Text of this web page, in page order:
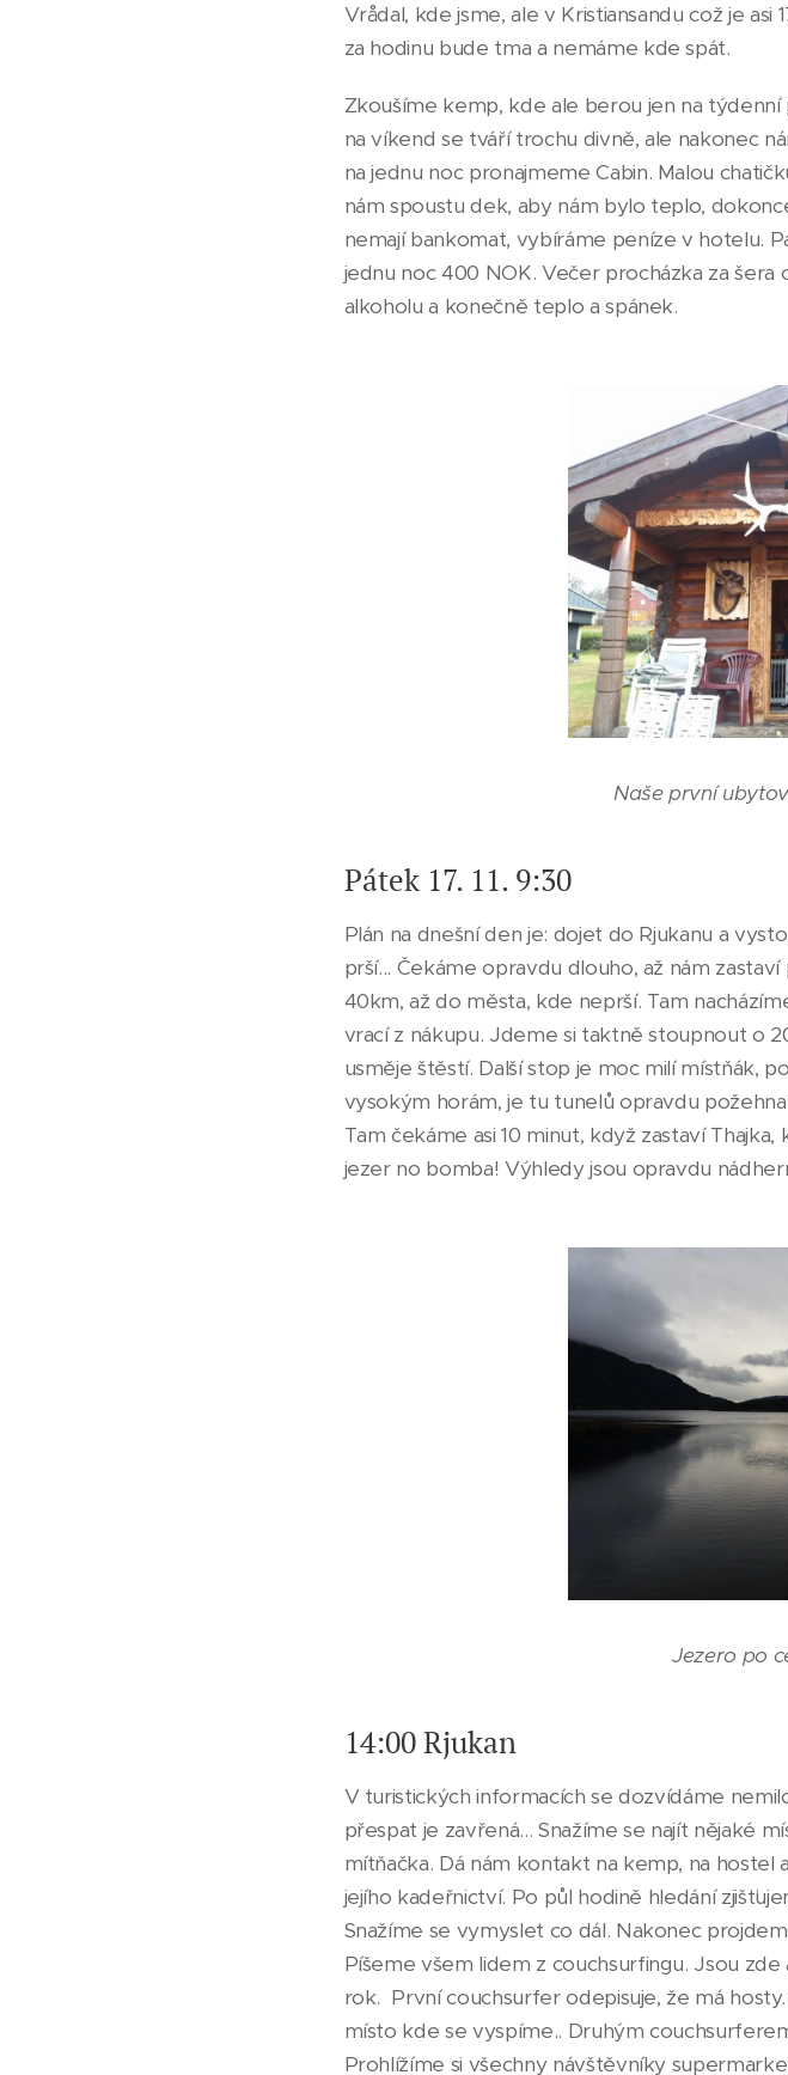
Vrådal, kde jsme, ale v Kristiansandu což je
za hodinu bude tma a nemáme kde spát.
Zkoušíme kemp, kde ale berou jen na
na víkend se tváří trochu divně, ale nakonec
na jednu noc pronajmeme Cabin. Malou
nám spoustu dek, aby nám bylo teplo,
nemají bankomat, vybíráme peníze v hotelu.
jednu noc 400 NOK. Večer procházka za
alkoholu a konečně teplo a spánek.
Naše první
Pátek 17. 11. 9:30
Plán na dnešní den je: dojet do Rjukanu a
prší... Čekáme opravdu dlouho, až nám
40km, až do města, kde neprší. Tam
vrací z nákupu. Jdeme si taktně stoupnout o
usměje štěstí. Další stop je moc milí místňák,
vysokým horám, je tu tunelů opravdu
Tam čekáme asi 10 minut, když zastaví
jezer no bomba! Výhledy jsou opravdu
Jezero po
14:00 Rjukan
V turistických informacích se dozvídáme
přespat je zavřená... Snažíme se najít nějaké
mítňačka. Dá nám kontakt na kemp, na
jejího kadeřnictví. Po půl hodině hledání
Snažíme se vymyslet co dál. Nakonec
Píšeme všem lidem z couchsurfingu. Jsou
rok. První couchsurfer odepisuje, že má
místo kde se vyspíme.. Druhým
Prohlížíme si všechny návštěvníky